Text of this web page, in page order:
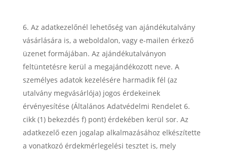
Az adatkezelőnél lehetőség van ajándékutalvány
vásárlására is, a weboldalon, vagy e-mailen érkező
üzenet formájában. Az ajándékutalványon
feltüntetésre kerül a megajándékozott neve. A
személyes adatok kezelésére harmadik fél (az
utalvány megvásárlója) jogos érdekeinek
érvényesítése (Általános Adatvédelmi Rendelet 6.
cikk (1) bekezdés f) pont) érdekében kerül sor. Az
adatkezelő ezen jogalap alkalmazásához elkészítette
a vonatkozó érdekmérlegelési tesztet is, mely